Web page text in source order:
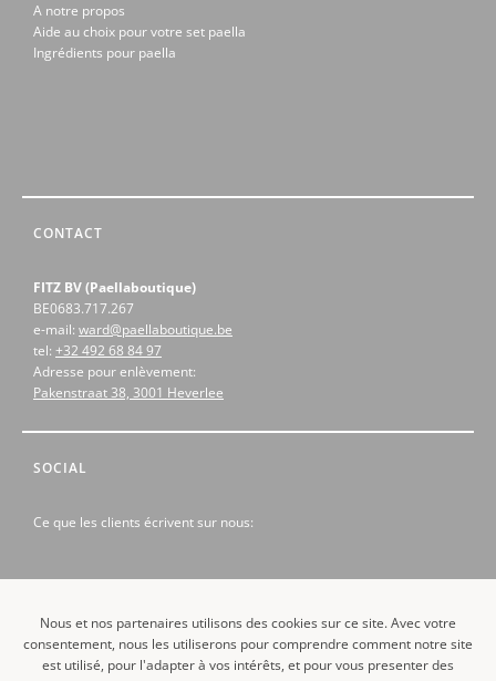
A notre propos
Aide au choix pour votre set paella
Ingrédients pour paella
CONTACT
FITZ BV (Paellaboutique)
BE0683.717.267
e-mail: ward@paellaboutique.be
tel: +32 492 68 84 97
Adresse pour enlèvement:
Pakenstraat 38, 3001 Heverlee
SOCIAL
Ce que les clients écrivent sur nous:
Nous et nos partenaires utilisons des cookies sur ce site. Avec votre
consentement, nous les utiliserons pour comprendre comment notre site
est utilisé, pour l'adapter à vos intérêts, et pour vous presenter des